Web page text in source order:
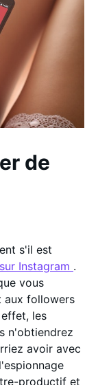
de
s'il est
Instagram .
vous
aux followers
les
n'obtiendrez
avoir avec
productif et